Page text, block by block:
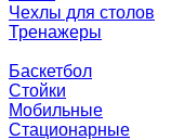
Чехлы для столов
Тренажеры
Баскетбол
Стойки
Мобильные
Стационарные